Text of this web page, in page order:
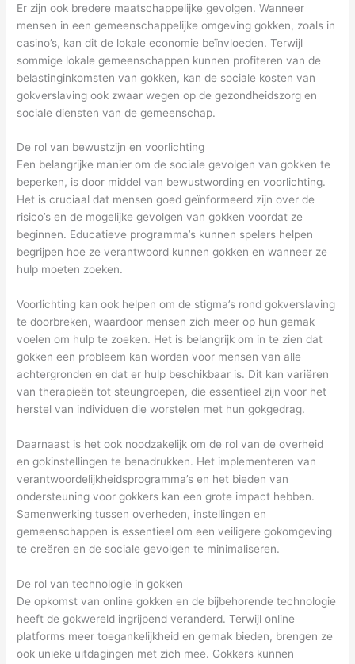
Er zijn ook bredere maatschappelijke gevolgen. Wanneer
mensen in een gemeenschappelijke omgeving gokken, zoals in
casino’s, kan dit de lokale economie beïnvloeden. Terwijl
sommige lokale gemeenschappen kunnen profiteren van de
belastinginkomsten van gokken, kan de sociale kosten van
gokverslaving ook zwaar wegen op de gezondheidszorg en
sociale diensten van de gemeenschap.
De rol van bewustzijn en voorlichting
Een belangrijke manier om de sociale gevolgen van gokken te
beperken, is door middel van bewustwording en voorlichting.
Het is cruciaal dat mensen goed geïnformeerd zijn over de
risico’s en de mogelijke gevolgen van gokken voordat ze
beginnen. Educatieve programma’s kunnen spelers helpen
begrijpen hoe ze verantwoord kunnen gokken en wanneer ze
hulp moeten zoeken.
Voorlichting kan ook helpen om de stigma’s rond gokverslaving
te doorbreken, waardoor mensen zich meer op hun gemak
voelen om hulp te zoeken. Het is belangrijk om in te zien dat
gokken een probleem kan worden voor mensen van alle
achtergronden en dat er hulp beschikbaar is. Dit kan variëren
van therapieën tot steungroepen, die essentieel zijn voor het
herstel van individuen die worstelen met hun gokgedrag.
Daarnaast is het ook noodzakelijk om de rol van de overheid
en gokinstellingen te benadrukken. Het implementeren van
verantwoordelijkheidsprogramma’s en het bieden van
ondersteuning voor gokkers kan een grote impact hebben.
Samenwerking tussen overheden, instellingen en
gemeenschappen is essentieel om een veiligere gokomgeving
te creëren en de sociale gevolgen te minimaliseren.
De rol van technologie in gokken
De opkomst van online gokken en de bijbehorende technologie
heeft de gokwereld ingrijpend veranderd. Terwijl online
platforms meer toegankelijkheid en gemak bieden, brengen ze
ook unieke uitdagingen met zich mee. Gokkers kunnen